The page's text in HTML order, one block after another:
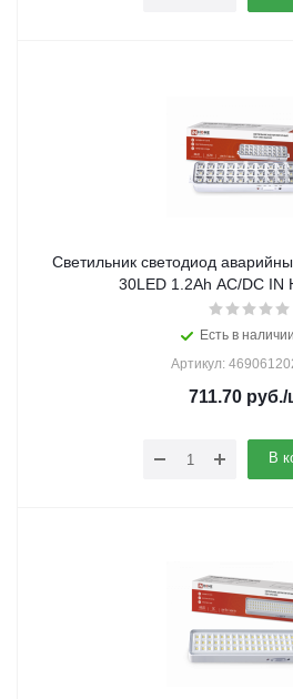
Светильник светодиод
30LED 1.2Ah AC/DC IN
Есть в
Артикул:
711.70 руб./
В